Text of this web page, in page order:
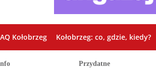
Kołobrzeg Kołobrzeg: co, gdzie, kiedy?
Przydatne